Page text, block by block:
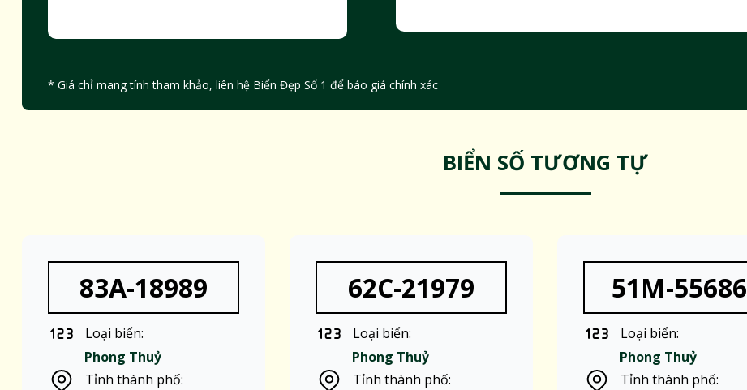
* Giá chỉ mang tính tham khảo, liên hệ Biển Đẹp Số 1 để báo giá chính xác
BIỂN SỐ TƯƠNG TỰ
83A-18989
Loại biển:
Phong Thuỷ
Tỉnh thành phố:
62C-21979
Loại biển:
Phong Thuỷ
Tỉnh thành phố:
51M-55686
Loại biển:
Phong Thuỷ
Tỉnh thành phố: